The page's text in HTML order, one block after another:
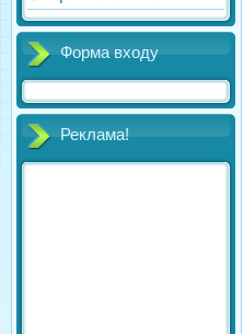
Форма входу
Реклама!